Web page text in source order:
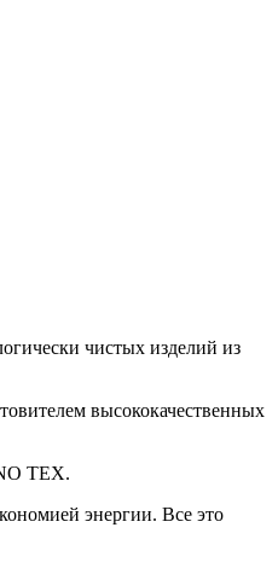
чистых изделий из
высококачественных
TEX.
энергии. Все это